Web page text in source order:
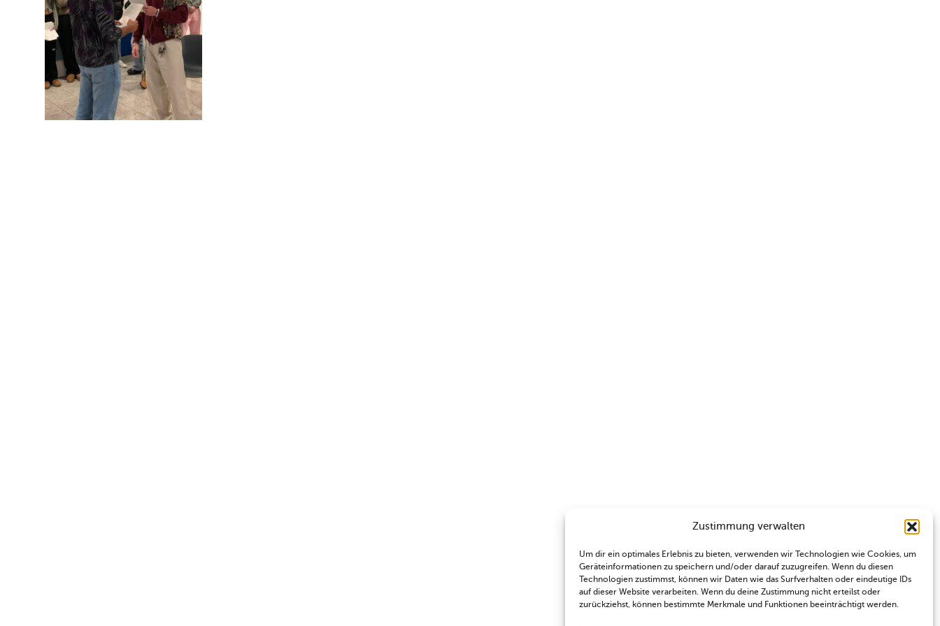
Zustimmung verwalten
Um dir ein optimales Erlebnis zu bieten, verwenden wir Technologien wie Cookies, um
Geräteinformationen zu speichern und/oder darauf zuzugreifen. Wenn du diesen
Technologien zustimmst, können wir Daten wie das Surfverhalten oder eindeutige IDs
auf dieser Website verarbeiten. Wenn du deine Zustimmung nicht erteilst oder
zurückziehst, können bestimmte Merkmale und Funktionen beeinträchtigt werden.